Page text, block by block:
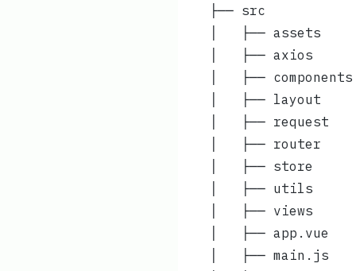
    ├── src